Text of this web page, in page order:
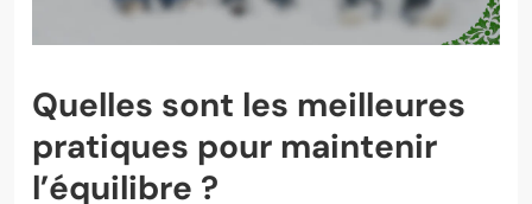
Quelles sont les meilleures
pratiques pour maintenir
l’équilibre ?